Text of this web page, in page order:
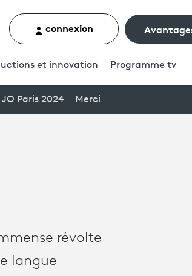
un contenu
connexion
et innovation Programme tv
JO Paris 2024 Merci
révolte
langue